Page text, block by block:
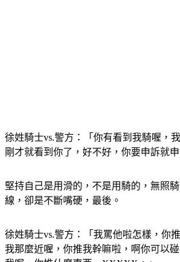
徐姓騎士vs.警方：「你有看到我騎喔，
剛才就看到你了，好不好，你要申訴就
堅持自己是用滑的，不是用騎的，無照
線，卻是不斷嘴硬，最後。
徐姓騎士vs.警方：「我罵他啦怎樣，你
我那麼近喔，你推我幹嘛啦，啊你可以